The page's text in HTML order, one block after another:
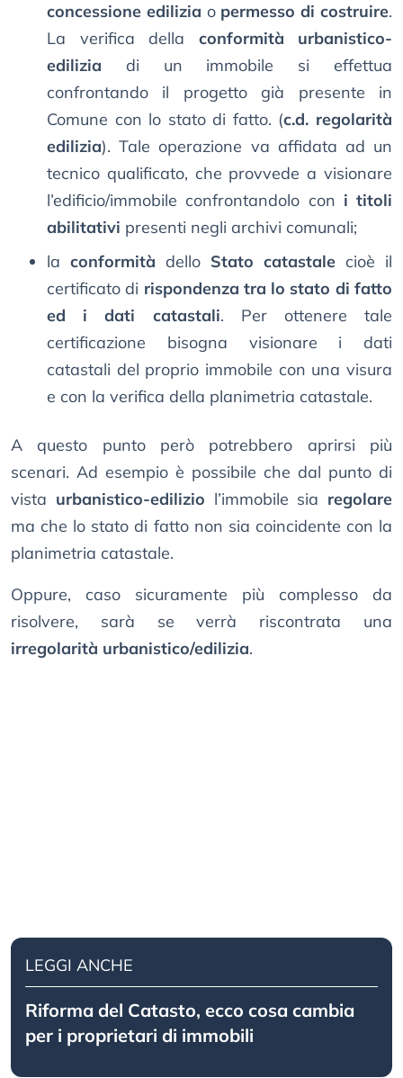
concessione edilizia o permesso di costruire.
La verifica della conformità urbanistico-
edilizia di un immobile si effettua
confrontando il progetto già presente in
Comune con lo stato di fatto. (c.d. regolarità
edilizia). Tale operazione va affidata ad un
tecnico qualificato, che provvede a visionare
l’edificio/immobile confrontandolo con i titoli
abilitativi presenti negli archivi comunali;
la conformità dello Stato catastale cioè il
certificato di rispondenza tra lo stato di fatto
ed i dati catastali. Per ottenere tale
certificazione bisogna visionare i dati
catastali del proprio immobile con una visura
e con la verifica della planimetria catastale.
A questo punto però potrebbero aprirsi più
scenari. Ad esempio è possibile che dal punto di
vista urbanistico-edilizio l’immobile sia regolare
ma che lo stato di fatto non sia coincidente con la
planimetria catastale.
Oppure, caso sicuramente più complesso da
risolvere, sarà se verrà riscontrata una
irregolarità urbanistico/edilizia.
LEGGI ANCHE
Riforma del Catasto, ecco cosa cambia
per i proprietari di immobili